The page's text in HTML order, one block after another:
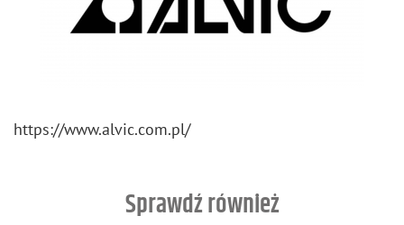
https://​www.​alvic.​com.​pl/
Sprawdź również